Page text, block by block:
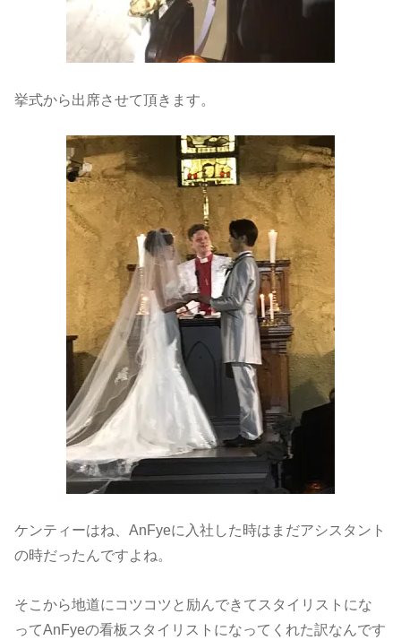
挙式から出席させて頂きます。
ケンティーはね、AnFyeに入社した時はまだアシスタント
の時だったんですよね。
そこから地道にコツコツと励んできてスタイリストにな
ってAnFyeの看板スタイリストになってくれた訳なんです